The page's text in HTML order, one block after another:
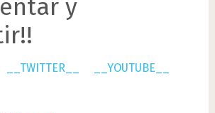
y
__TWITTER__
__YOUTUBE__